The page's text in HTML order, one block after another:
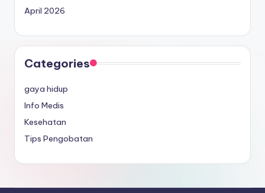
April 2026
Categories
gaya hidup
Info Medis
Kesehatan
Tips Pengobatan